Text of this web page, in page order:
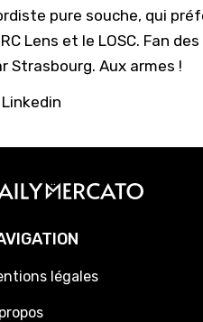
pure souche, qui
Lens et le LOSC. Fan
Strasbourg. Aux armes !
Linkedin
légales